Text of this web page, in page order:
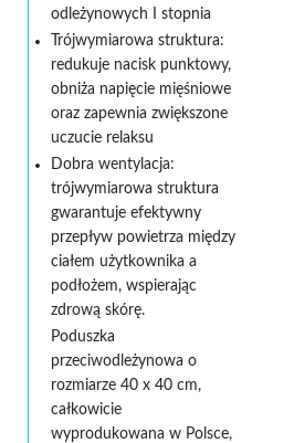
odleżynowych I stopnia
Trójwymiarowa struktura:
redukuje nacisk punktowy,
obniża napięcie mięśniowe
oraz zapewnia zwiększone
uczucie relaksu
Dobra wentylacja:
trójwymiarowa struktura
gwarantuje efektywny
przepływ powietrza między
ciałem użytkownika a
podłożem, wspierając
zdrową skórę.
Poduszka
przeciwodleżynowa o
rozmiarze 40 x 40 cm,
całkowicie
wyprodukowana w Polsce,